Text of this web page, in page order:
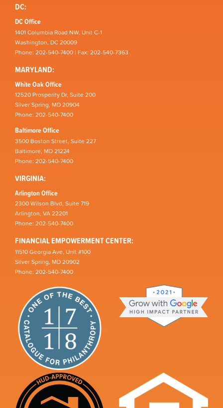
DC:
DC Office
1401 Columbia Road NW, Unit C-1
Washington, DC 20009
Phone: 202-540-7400 | Fax: 202-540-7363
MARYLAND:
White Oak Office
12520 Prosperity Dr, Suite 200
Silver Spring, MD 20904
Phone: 202-540-7400
Baltimore Office
3500 Boston Street, Suite 227
Baltimore, MD 21224
Phone: 202-540-7400
VIRGINIA:
Arlington Office
2300 Wilson Blvd, Suite 719
Arlington, VA 22201
Phone: 202-540-7400
FINANCIAL EMPOWERMENT CENTER:
11510 Georgia Ave, Unit #100
Silver Spring, MD 20902
Phone: 202-540-7400